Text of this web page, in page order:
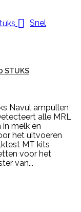

Snel
STUKS
Navul ampullen
alle MRL
melk en
het uitvoeren
MT kits
voor het
van...